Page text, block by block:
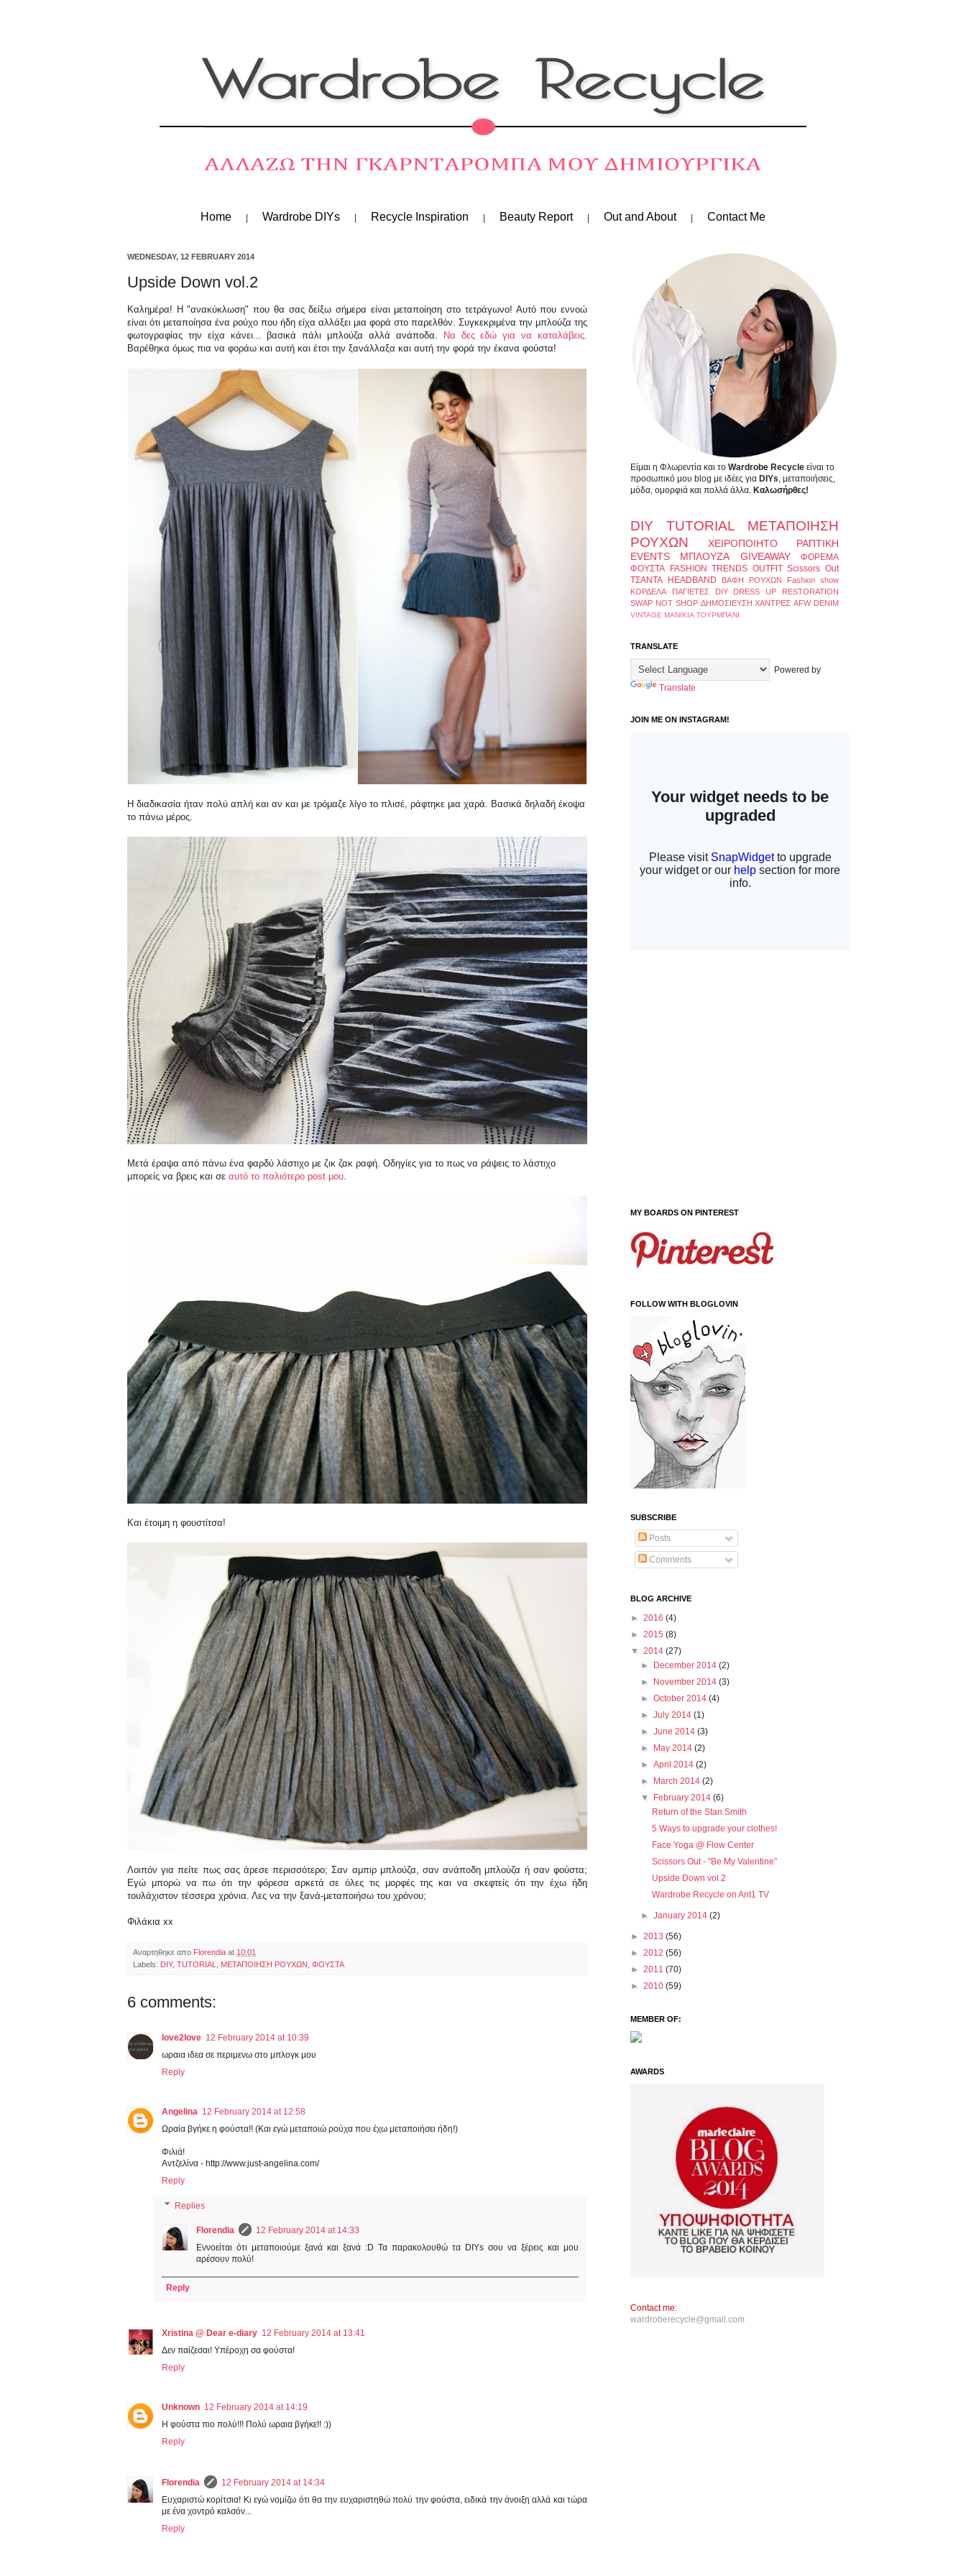
Home Wardrobe DIYs Recycle Inspiration Beauty Report Out and About Contact Me
WEDNESDAY, 12 FEBRUARY 2014
Upside Down vol.2
Καλημέρα! Η "ανακύκλωση" που θα σας δείξω σήμερα είναι μεταποίηση στο τετράγωνο! Αυτό που εννοώ
είναι ότι μεταποίησα ένα ρούχο που ήδη είχα αλλάξει μια φορά στο παρελθόν. Συγκεκριμένα την μπλούζα της
φωτογραφίας την είχα κάνει... βασικά πάλι μπλούζα αλλά ανάποδα.
Να δες εδώ για να καταλάβεις.
Βαρέθηκα όμως πια να φοράω και αυτή και έτσι την ξανάλλαξα και αυτή την φορά την έκανα φούστα!
Η διαδικασία ήταν πολύ απλή και αν και με τρόμαζε λίγο το πλισέ, ράφτηκε μια χαρά. Βασικά δηλαδή έκοψα
το πάνω μέρος.
Μετά έραψα από πάνω ένα φαρδύ λάστιχο με ζικ ζακ ραφή. Οδηγίες για το πως να ράψεις το λάστιχο
μπορείς να βρεις και σε αυτό το παλιότερο post μου.
Και έτοιμη η φουστίτσα!
Λοιπόν για πείτε πως σας άρεσε περισσότερο; Σαν αμπιρ μπλούζα, σαν ανάποδη μπλούζα ή σαν φούστα;
Εγώ μπορώ να πω ότι την φόρεσα αρκετά σε όλες τις μορφές της και να σκεφτείς ότι την έχω ήδη
τουλάχιστον τέσσερα χρόνια. Λες να την ξανά-μεταποιήσω του χρόνου;
Φιλάκια xx
Αναρτηθηκε απο Florendia at 10:01
Labels: DIY, TUTORIAL ΜΕΤΑΠΟΙΗΣΗ ΡΟΥΧΩΝ ΦΟΥΣΤΑ
6 comments:
love2love 12 February 2014 at 10:39
ωραια ιδεα σε περιμενω στο μπλογκ μου
Reply
Angelina 12 February 2014 at 12:58
Ωραία βγήκε η φούστα!! (Και εγώ μεταποιώ ρούχα που έχω μεταποιήσει ήδη!)
Φιλιά!
Αντζελίνα - http://www.just-angelina.com/
Reply
Replies
Florendia
12 February 2014 at 14:33
Εννοείται ότι μεταποιούμε ξανά και ξανά :D Τα παρακολουθώ τα DIYs σου να ξέρεις και μου
αρέσουν πολύ!
Reply
Xristina @ Dear e-diary 12 February 2014 at 13:41
Δεν παίζεσαι! Υπέροχη σα φούστα!
Reply
Unknown 12 February 2014 at 14:19
Η φούστα πιο πολύ!!! Πολύ ωραια βγήκε!! :))
Reply
Florendia
12 February 2014 at 14:34
Ευχαριστώ κορίτσια! Κι εγώ νομίζω ότι θα την ευχαριστηθώ πολύ την φούστα, ειδικά την άνοιξη αλλά και τώρα
με ένα χοντρό καλσόν...
Reply
Είμαι η Φλωρεντία και το Wardrobe Recycle είναι το
προσωπικό μου blog με ιδέες για DIYs, μεταποιήσεις,
μόδα, ομορφιά και πολλά άλλα. Καλωσήρθες!
DIY TUTORIAL
ΜΕΤΑΠΟΙΗΣΗ
ΡΟΥΧΩΝ
ΧΕΙΡΟΠΟΙΗΤΟ
ΡΑΠΤΙΚΗ
EVENTS
ΜΠΛΟΥΖΑ GIVEAWAY
ΦΟΡΕΜΑ
ΦΟΥΣΤΑ
FASHION TRENDS OUTFIT Scissors Out
ΤΣΑΝΤΑ
HEADBAND ΒΑΦΗ ΡΟΥΧΩΝ
Fashion show
ΚΟΡΔΕΛΑ
ΠΑΓΙΕΤΕΣ DIY DRESS UP
RESTORATION
SWAP NOT SHOP ΔΗΜΟΣΙΕΥΣΗ ΧΑΝΤΡΕΣ AFW DENIM
VINTAGE ΜΑΝΙΚΙΑ ΤΟΥΡΜΠΑΝΙ
TRANSLATE
Powered by
Translate
JOIN ME ON INSTAGRAM!
MY BOARDS ON PINTEREST
FOLLOW WITH BLOGLOVIN
SUBSCRIBE
Posts
Comments
BLOG ARCHIVE
► 2016 (4)
► 2015 (8)
▼ 2014 (27)
►
December 2014(2)
►
November 2014(3)
►October 2014(4)
►July 2014(1)
►June 2014(3)
►
May 2014(2)
►April 2014(2)
►
March 2014(2)
▼
February 2014(6)
Return of the Stan Smith
5 Ways to upgrade your clothes!
Face Yoga @ Flow Center
Scissors Out - "Be My Valentine"
Upside Down vol.2
Wardrobe Recycle on Ant1 TV
►January 2014(2)
► 2013 (56)
► 2012 (56)
► 2011 (70)
► 2010 (59)
MEMBER OF:
AWARDS
Contact me:
wardroberecycle@gmail.com